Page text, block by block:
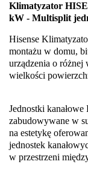
Klimatyzator
kW - Multisplit
Hisense
montażu w domu,
urządzenia o różnej
wielkości
Jednostki
zabudowywane w
na estetykę
jednostek
w przestrzeni